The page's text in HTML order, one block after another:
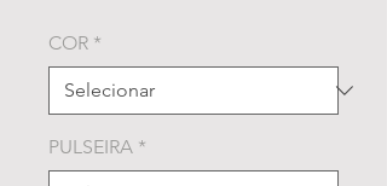
COR *
PULSEIRA *